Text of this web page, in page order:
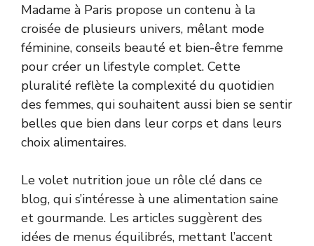
Madame à Paris propose un contenu à la
croisée de plusieurs univers, mêlant mode
féminine, conseils beauté et bien-être femme
pour créer un lifestyle complet. Cette
pluralité reflète la complexité du quotidien
des femmes, qui souhaitent aussi bien se sentir
belles que bien dans leur corps et dans leurs
choix alimentaires.
Le volet nutrition joue un rôle clé dans ce
blog, qui s’intéresse à une alimentation saine
et gourmande. Les articles suggèrent des
idées de menus équilibrés, mettant l’accent